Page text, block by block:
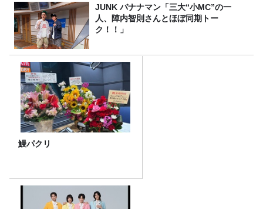
JUNK バナナマン「三大“小MC”の一
人、陣内智則さんとほぼ同期トー
ク！！」
鰻パクリ